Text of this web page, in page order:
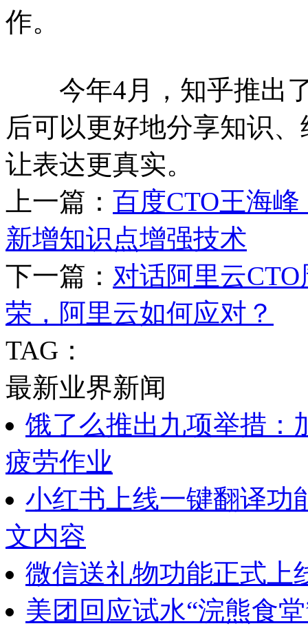
作。
今年4月，知乎推出了
后可以更好地分享知识
让表达更真实。
上一篇： 百度CTO王海
新增知识点增强技术
下一篇： 对话阿里云
荣，阿里云如何应对？
TAG：
最新业界新闻
饿了么推出九项举措：
疲劳作业
小红书上线一键翻译功
文内容
微信送礼物功能正式上
美团回应试水“浣熊食